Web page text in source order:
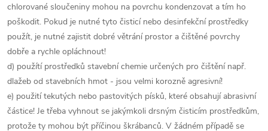
chlorované sloučeniny mohou na povrchu kondenzovat a tím ho
poškodit. Pokud je nutné tyto čisticí nebo desinfekční prostředky
použít, je nutné zajistit dobré větrání prostor a čištěné povrchy
dobře a rychle opláchnout!
d) použítí prostředků stavební chemie určených pro čištění např.
dlažeb od stavebních hmot - jsou velmi korozně agresivní!
e) použití tekutých nebo pastovitých písků, které obsahují abrasivní
částice! Je třeba vyhnout se jakýmkoli drsným čisticím prostředkům,
protože ty mohou být příčinou škrábanců. V žádném případě se